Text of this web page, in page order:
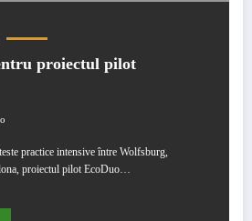
proiectul pilot
practice intensive între Wolfsburg,
​​proiectul pilot EcoDuo…